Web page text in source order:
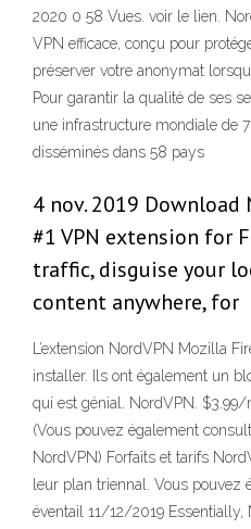
2020 0 58 Vues. voir le lien.
VPN efficace, conçu pour
préserver votre anonymat
Pour garantir la qualité de ses
une infrastructure mondiale de
disséminés dans 58 pays
4 nov. 2019 Download
#1 VPN extension for
traffic, disguise your
content anywhere, for
L’extension NordVPN Mozilla
installer. Ils ont également un
qui est génial. NordVPN.
(Vous pouvez également
NordVPN) Forfaits et tarifs
leur plan triennal. Vous pouvez
éventail 11/12/2019 Essentially,